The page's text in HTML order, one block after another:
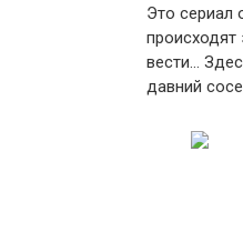
Это сериал
происходят
вести…
давний